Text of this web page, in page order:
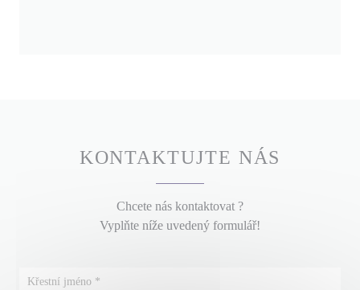
KONTAKTUJTE NÁS
Chcete nás kontaktovat ?
Vyplňte níže uvedený formulář!